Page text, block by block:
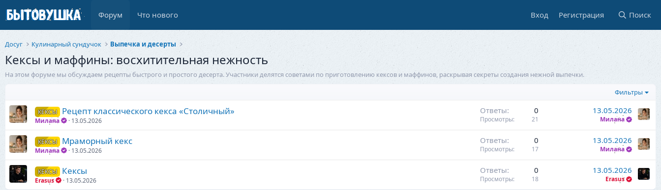
Форум Что нового Вход Регистрация Поиск
Досуг Кулинарный сундучок Выпечка и десерты
Кексы и маффины: восхитительная нежность
На этом форуме мы обсуждаем рецепты быстрого и простого десерта. Участники делятся советами по приготовлению кексов и маффинов, раскрывая секреты создания нежной выпечки.
Фильтры
КЕКСЫ Рецепт классического кекса «Столичный»
Милана 13.05.2026
Ответы 0
Просмотры 21
13.05.2026
Милана
КЕКСЫ Мраморный кекс
Милана 13.05.2026
Ответы 0
Просмотры 17
13.05.2026
Милана
КЕКСЫ Кексы
Erasus 13.05.2026
Ответы 0
Просмотры 18
13.05.2026
Erasus